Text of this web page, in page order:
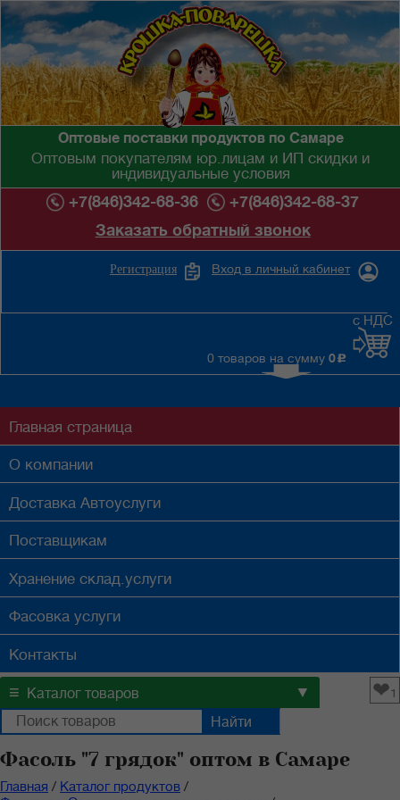
Оптовые поставки продуктов по Самаре
Оптовым покупателям юр.лицам и ИП скидки и
индивидуальные условия
+7(846)342-68-36
+7(846)342-68-37
Заказать обратный звонок
Вход в личный кабинет
Регистрация
0 товаров на сумму 0 c
с НДС
Главная страница
О компании
Доставка Автоуслуги
Поставщикам
Хранение склад.услуги
Фасовка услуги
Контакты
≡ Каталог товаров ▼ ❤1
Фасоль "7 грядок" оптом в Самаре
Главная / Каталог продуктов /